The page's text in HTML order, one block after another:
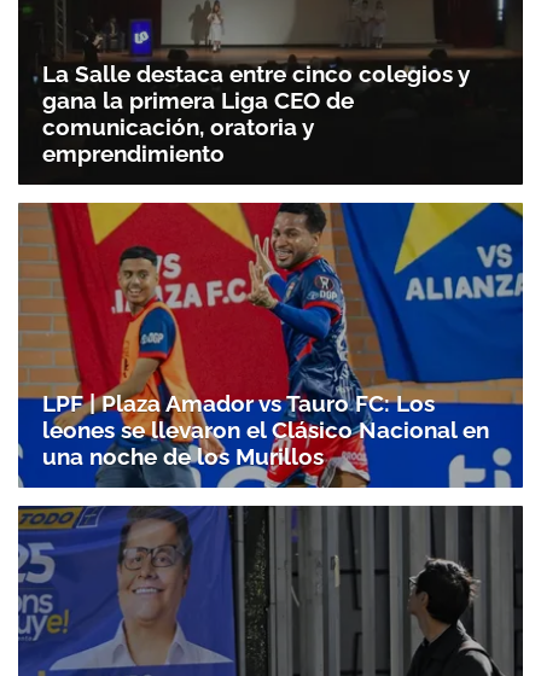
Gracias por suscribirte a nuestro boletín.
ACEPTAR
La Salle destaca entre cinco colegios y
gana la primera Liga CEO de
comunicación, oratoria y
emprendimiento
LPF | Plaza Amador vs Tauro FC: Los
leones se llevaron el Clásico Nacional en
una noche de los Murillos